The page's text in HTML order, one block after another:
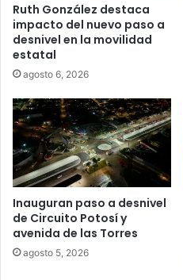
Ruth González destaca
impacto del nuevo paso a
desnivel en la movilidad
estatal
agosto 6, 2026
Inauguran paso a desnivel
de Circuito Potosí y
avenida de las Torres
agosto 5, 2026